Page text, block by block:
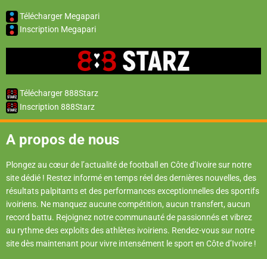
Télécharger Megapari
Inscription Megapari
Télécharger 888Starz
Inscription 888Starz
A propos de nous
Plongez au cœur de l’actualité de football en Côte d’Ivoire sur notre
site dédié ! Restez informé en temps réel des dernières nouvelles, des
résultats palpitants et des performances exceptionnelles des sportifs
ivoiriens. Ne manquez aucune compétition, aucun transfert, aucun
record battu. Rejoignez notre communauté de passionnés et vibrez
au rythme des exploits des athlètes ivoiriens. Rendez-vous sur notre
site dès maintenant pour vivre intensément le sport en Côte d’Ivoire !